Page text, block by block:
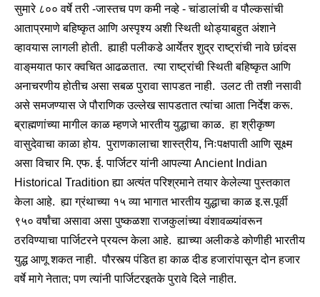
सुमारे ८०० वर्षे तरी -जास्तच पण कमी नव्हे - चांडालांची व पौल्कसांची
आताप्रमाणे बहिष्कृत आणि अस्पृश्य अशी स्थिती थोड्याबहुत अंशाने
व्हावयास लागली होती. ह्याही पलीकडे आर्येतर शुद्र राष्ट्रांची नावे छांदस
वाङ्‌मयात फार क्वचित आढळतात. त्या राष्ट्रांची स्थिती बहिष्कृत आणि
अनाचरणीय होतीच असा सबळ पुरावा सापडत नाही. उलट ती तशी नसावी
असे समजण्यास जे पौराणिक उल्लेख सापडतात त्यांचा आता निर्देश करू.
ब्राह्मणांच्या मागील काळ म्हणजे भारतीय युद्धाचा काळ. हा श्रीकृष्ण
वासुदेवाचा काळा होय. पुराणकालाचा शास्त्रीय, निःपक्षपाती आणि सूक्ष्म
असा विचार मि. एफ. ई. पार्जिटर यांनी आपल्या Ancient Indian
Historical Tradition ह्या अत्यंत परिश्रमाने तयार केलेल्या पुस्तकात
केला आहे. ह्या ग्रंथाच्या १५ व्या भागात भारतीय युद्धाचा काळ इ.स.पूर्वी
९५० वर्षांचा असावा असा पुष्कळशा राजकुलांच्या वंशावळ्यांवरून
ठरविण्याचा पार्जिटरने प्रयत्‍न केला आहे. ह्याच्या अलीकडे कोणीही भारतीय
युद्ध आणू शकत नाही. पौरस्त्य पंडित हा काळ दीड हजारांपासून दोन हजार
वर्षे मागे नेतात; पण त्यांनी पार्जिटरइतके पुरावे दिले नाहीत.